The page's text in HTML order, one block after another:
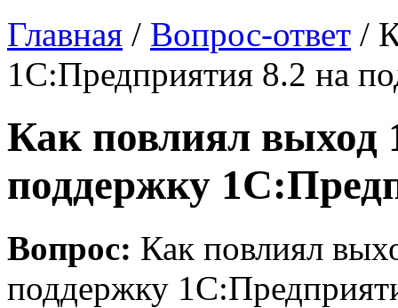
Главная / Вопрос-ответ /
1С:Предприятия 8.2 на
Как повлиял выход
поддержку
Вопрос: Как повлиял
поддержку